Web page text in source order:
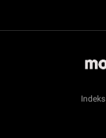
Indeks